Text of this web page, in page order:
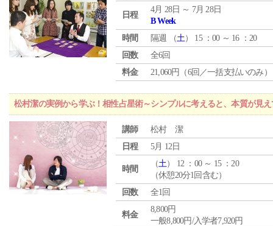
日程
4月 28日 ～ 7月 28日
B Week
時間
隔週 （土） 15 ：00 ～ 16 ：20
回数
全6回
料金
21,060円（6回／一括支払いのみ）
松村潔の実例から学ぶ！相性占星術～シンプルに考えると、本質が見
講師
松村 潔
日程
5月 12日
時間
（土） 12 ：00 ～ 15 ：20
（休憩20分1回含む）
回数
全1回
料金
8,800円
一般8,800円/入学者7,920円